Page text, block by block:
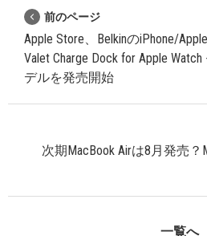
前のページ
Apple Store、BelkinのiPhone/
Valet Charge Dock for Apple
デルを発売開始
次期MacBook Airは8月発売
一覧へ